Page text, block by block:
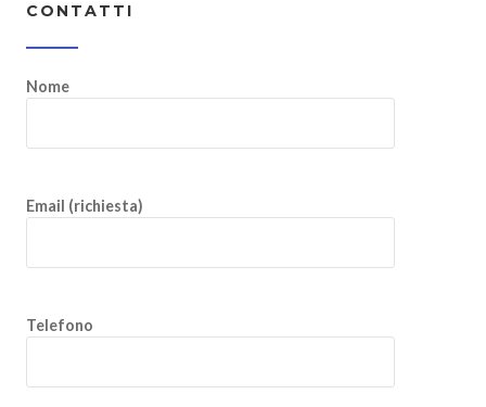
CONTATTI
Nome
Email (richiesta)
Telefono